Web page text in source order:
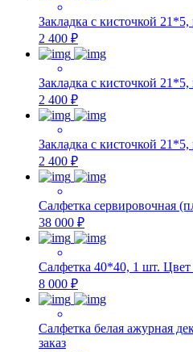
Закладка с кисточкой
2 400 ₽
Закладка с кисточкой
2 400 ₽
Закладка с кисточкой
2 400 ₽
Салфетка сервировочная
38 000 ₽
Салфетка 40*40, 1 шт.
8 000 ₽
Салфетка белая ажурная
заказ